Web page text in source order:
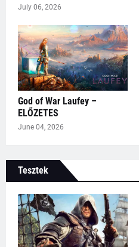
July 06, 2026
God of War Laufey –
ELŐZETES
June 04, 2026
Tesztek